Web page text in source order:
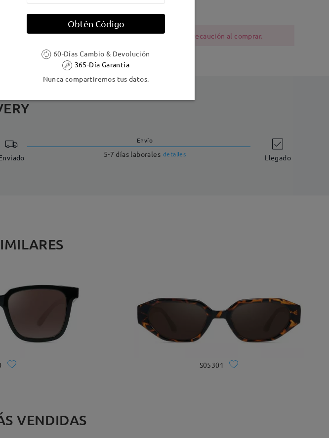
Material de la montura: Metal
con antecedentes de alergia al níquel deben tener precaución al comprar.
Envío
5-7 días laborales detalles Llegado
S05301
VENDIDAS
Obtén Código
60-Días Cambio & Devolución
365-Día Garantía
Nunca compartiremos tus datos.